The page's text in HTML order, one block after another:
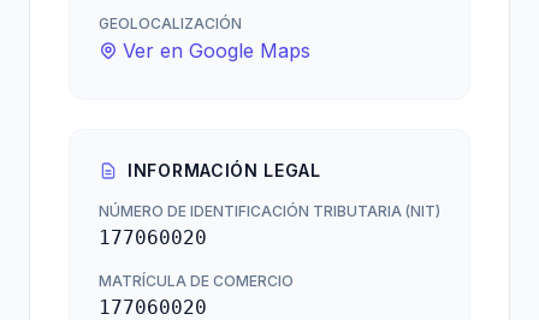
GEOLOCALIZACIÓN
Ver en Google Maps
INFORMACIÓN LEGAL
NÚMERO DE IDENTIFICACIÓN TRIBUTARIA (NIT)
177060020
MATRÍCULA DE COMERCIO
177060020